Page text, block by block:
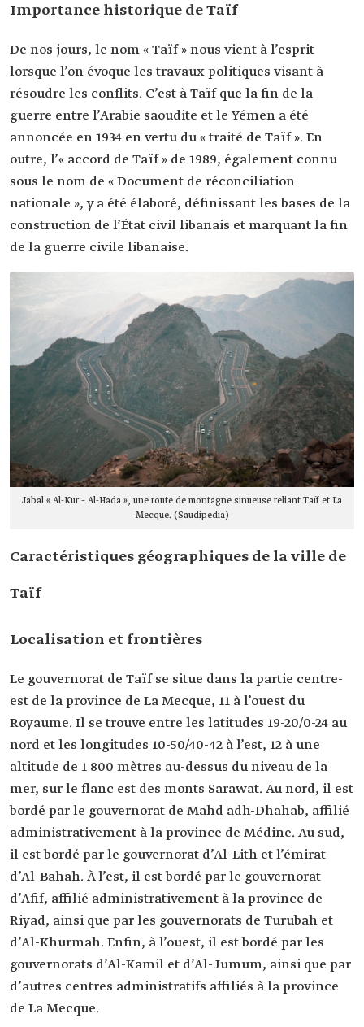
Importance historique de Taïf
De nos jours, le nom « Taïf » nous vient à l’esprit
lorsque l’on évoque les travaux politiques visant à
résoudre les conflits. C’est à Taïf que la fin de la
guerre entre l’Arabie saoudite et le Yémen a été
annoncée en 1934 en vertu du « traité de Taïf ». En
outre, l’« accord de Taïf » de 1989, également connu
sous le nom de « Document de réconciliation
nationale », y a été élaboré, définissant les bases de la
construction de l’État civil libanais et marquant la fin
de la guerre civile libanaise.
Jabal « Al-Kur – Al-Hada », une route de montagne sinueuse reliant Taïf et La
Mecque. (Saudipedia)
Caractéristiques géographiques de la ville de
Taïf
Localisation et frontières
Le gouvernorat de Taïf se situe dans la partie centre-
est de la province de La Mecque, ⁣11 à l’ouest du
Royaume. Il se trouve entre les latitudes 19-20/0-24 au
nord et les longitudes 10-50/40-42 à l’est, 12 à une
altitude de 1 800 mètres au-dessus du niveau de la
mer, sur le flanc est des monts Sarawat. Au nord, il est
bordé par le gouvernorat de Mahd adh-Dhahab, affilié
administrativement à la province de Médine. Au sud,
il est bordé par le gouvernorat d’Al-Lith et l’émirat
d’Al-Bahah. À l’est, il est bordé par le gouvernorat
d’Afif, affilié administrativement à la province de
Riyad, ainsi que par les gouvernorats de Turubah et
d’Al-Khurmah. Enfin, à l’ouest, il est bordé par les
gouvernorats d’Al-Kamil et d’Al-Jumum, ainsi que par
d’autres centres administratifs affiliés à la province
de La Mecque.